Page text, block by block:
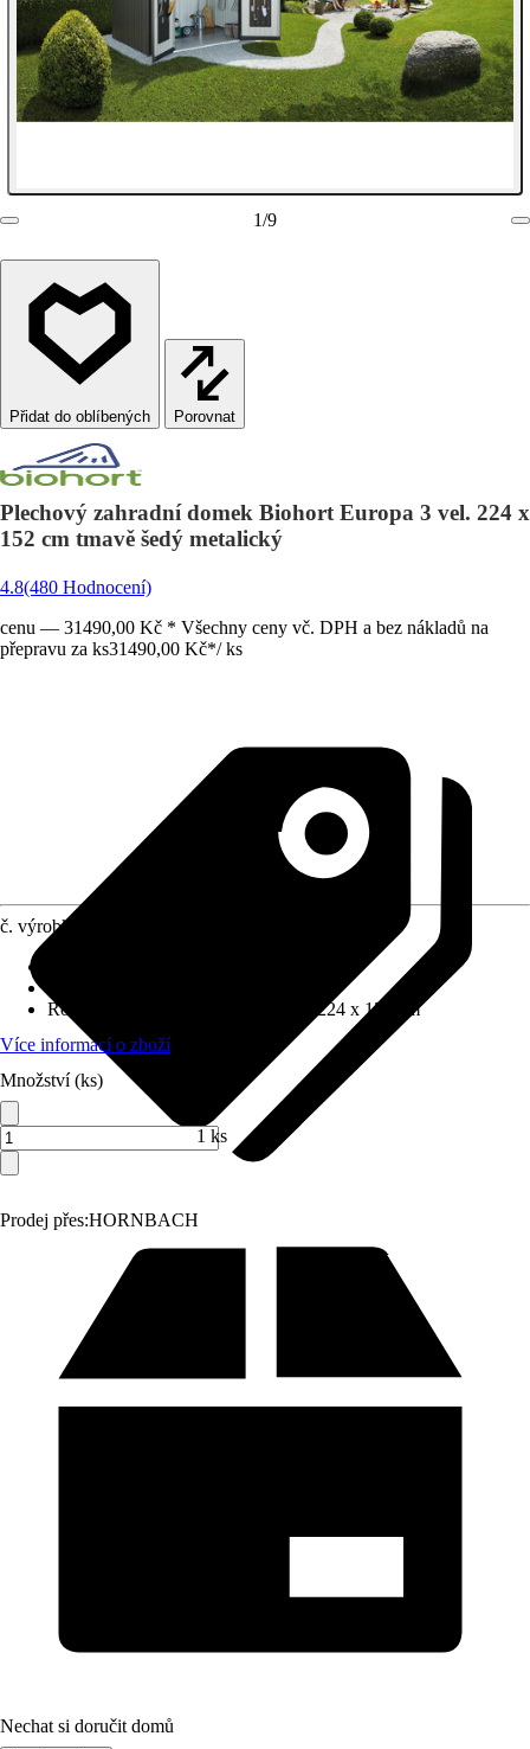
1/9
Porovnat
Plechový zahradní domek Biohort Europa 3 vel. 224 x
152 cm tmavě šedý metalický
4.8(480 Hodnocení)
cenu — 31490,00 Kč * Všechny ceny vč. DPH a bez nákladů na
přepravu za ks31490,00 Kč*/ ks
Prodej přes:HORNBACH
č. výrobku
Rozměry š x h bez přesahu střechy
224 x 152 cm
Více informací o zboží
Množství (ks)
1 ks
Nechat si doručit domů